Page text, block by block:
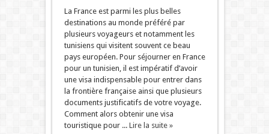
La France est parmi les plus belles
destinations au monde préféré par
plusieurs voyageurs et notamment les
tunisiens qui visitent souvent ce beau
pays européen. Pour séjourner en France
pour un tunisien, il est impératif d’avoir
une visa indispensable pour entrer dans
la frontière française ainsi que plusieurs
documents justificatifs de votre voyage.
Comment alors obtenir une visa
touristique pour ... Lire la suite »